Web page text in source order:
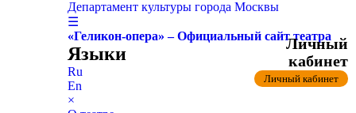
Департамент культуры города Москвы
☰
«Геликон-опера» – Официальный сайт театра
Языки
Ru
En
×
Личный
кабинет
Личный кабинет